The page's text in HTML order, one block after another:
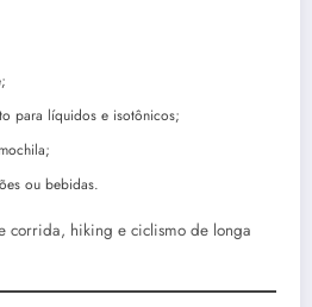
para líquidos e isotônicos;
ou bebidas.
corrida, hiking e ciclismo de longa